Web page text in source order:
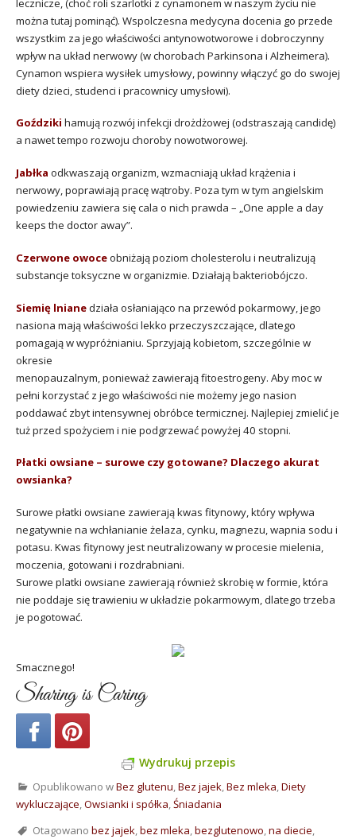
można tutaj pominąć). Wspolczesna medycyna docenia go przede
wszystkim za jego właściwości antynowotworowe i dobroczynny
wpływ na układ nerwowy (w chorobach Parkinsona i Alzheimera).
Cynamon wspiera wysiłek umysłowy, powinny włączyć go do swojej
diety dzieci, studenci i pracownicy umysłowi).
Goździki hamują rozwój infekcji drożdżowej (odstraszają candidę)
a nawet tempo rozwoju choroby nowotworowej.
Jabłka odkwaszają organizm, wzmacniają układ krążenia i
nerwowy, poprawiają pracę wątroby. Poza tym w tym angielskim
powiedzeniu zawiera się cala o nich prawda – „One apple a day
keeps the doctor away”.
Czerwone owoceobniżają poziom cholesterolu i neutralizują
substancje toksyczne w organizmie. Działają bakteriobójczo.
Siemię lnianedziała osłaniająco na przewód pokarmowy, jego
nasiona mają właściwości lekko przeczyszczające, dlatego
pomagają w wypróżnianiu. Sprzyjają kobietom, szczególnie w
okresie
menopauzalnym, ponieważ zawierają fitoestrogeny. Aby moc w
pełni korzystać z jego właściwości nie możemy jego nasion
poddawać zbyt intensywnej obróbce termicznej. Najlepiej zmielić je
tuż przed spożyciem i nie podgrzewać powyżej 40 stopni.
Płatki owsiane – surowe czy gotowane? Dlaczego akurat
owsianka?
Surowe płatki owsiane zawierają kwas fitynowy, który wpływa
negatywnie na wchłanianie żelaza, cynku, magnezu, wapnia sodu i
potasu. Kwas fitynowy jest neutralizowany w procesie mielenia,
moczenia, gotowani i rozdrabniani.
Surowe platki owsiane zawierają również skrobię w formie, która
nie poddaje się trawieniu w układzie pokarmowym, dlatego trzeba
je pogotować.
Smacznego!
Sharing is Caring
Wydrukuj przepis
Opublikowano wBez glutenu,Bez jajek,Bez mleka,Diety
wykluczające,Owsianki i spółka,Śniadania
Otagowano bez jajek,bez mleka,bezglutenowo,na diecie,